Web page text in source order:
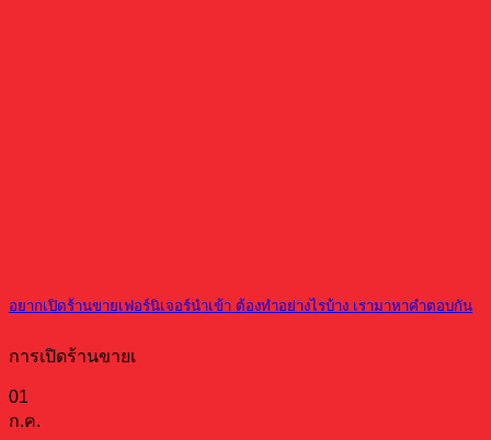
อยากเปิดร้านขายเฟอร์นิเจอร์นำเข้า ต้องทำอย่างไรบ้าง เรามาหาคำตอบกัน
การเปิดร้านขายเ
01
ก.ค.